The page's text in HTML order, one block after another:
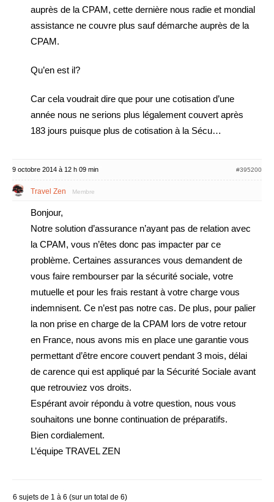
auprès de la CPAM, cette dernière nous radie et mondial
assistance ne couvre plus sauf démarche auprès de la
CPAM.
Qu’en est il?
Car cela voudrait dire que pour une cotisation d’une
année nous ne serions plus légalement couvert après
183 jours puisque plus de cotisation à la Sécu…
9 octobre 2014 à 12 h 09 min #395200
Travel Zen Membre
Bonjour,
Notre solution d’assurance n’ayant pas de relation avec
la CPAM, vous n’êtes donc pas impacter par ce
problème. Certaines assurances vous demandent de
vous faire rembourser par la sécurité sociale, votre
mutuelle et pour les frais restant à votre charge vous
indemnisent. Ce n’est pas notre cas. De plus, pour palier
la non prise en charge de la CPAM lors de votre retour
en France, nous avons mis en place une garantie vous
permettant d’être encore couvert pendant 3 mois, délai
de carence qui est appliqué par la Sécurité Sociale avant
que retrouviez vos droits.
Espérant avoir répondu à votre question, nous vous
souhaitons une bonne continuation de préparatifs.
Bien cordialement.
L’équipe TRAVEL ZEN
6 sujets de 1 à 6 (sur un total de 6)